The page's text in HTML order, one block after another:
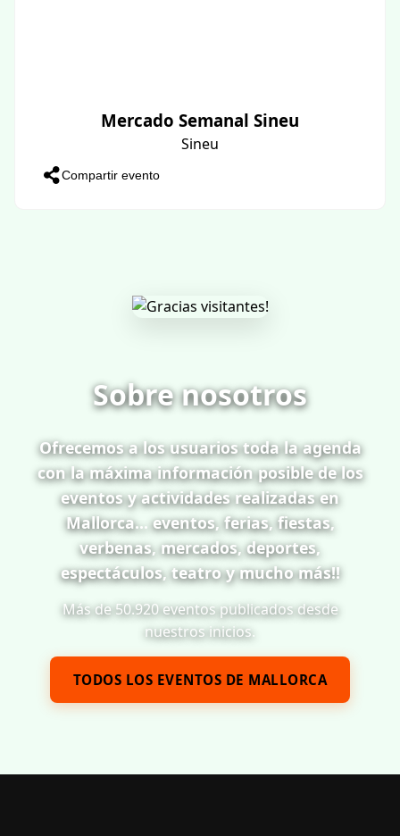
Mercado Semanal Sineu
Sineu
Compartir evento
Sobre nosotros
Ofrecemos a los usuarios toda la agenda
con la máxima información posible de los
eventos y actividades realizadas en
Mallorca... eventos, ferias, fiestas,
verbenas, mercados, deportes,
espectáculos, teatro y mucho más!!
Más de 50.920 eventos publicados desde
nuestros inicios.
TODOS LOS EVENTOS DE MALLORCA